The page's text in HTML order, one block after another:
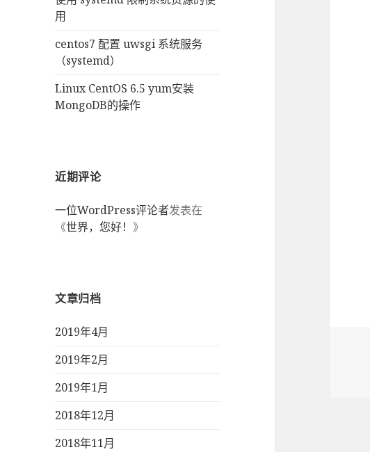
用
centos7 配置 uwsgi 系统服务
（systemd）
Linux CentOS 6.5 yum安装
MongoDB的操作
近期评论
一位WordPress评论者发表在
《世界，您好！》
文章归档
2019年4月
2019年2月
2019年1月
2018年12月
2018年11月